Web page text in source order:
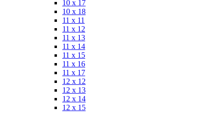
10 x 17
10 x 18
11 x 11
11 x 12
11 x 13
11 x 14
11 x 15
11 x 16
11 x 17
12 x 12
12 x 13
12 x 14
12 x 15